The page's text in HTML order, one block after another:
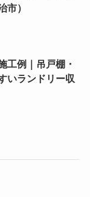
市）
工例｜吊戸棚・
いランドリー収